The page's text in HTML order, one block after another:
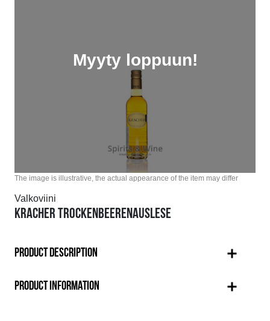
Myyty loppuun!
The image is illustrative, the actual appearance of the item may differ
Valkoviini
KRACHER TROCKENBEERENAUSLESE
PRODUCT DESCRIPTION
PRODUCT INFORMATION